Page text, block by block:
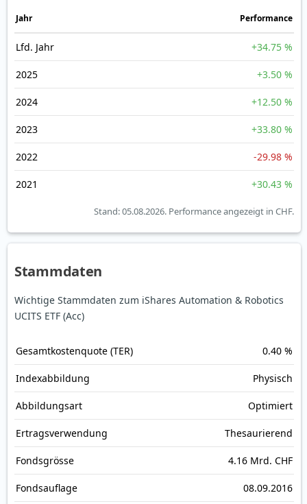
Jahr Perfor­mance
Lfd. Jahr +34.75 %
2025 +3.50 %
2024 +12.50 %
2023 +33.80 %
2022 -29.98 %
2021 +30.43 %
Stand: 05.08.2026. Performance angezeigt in CHF.
Stammdaten
Wichtige Stammdaten zum iShares Automation & Robotics
UCITS ETF (Acc)
Gesamt­kosten­quote (TER) 0.40 %
Index­abbildung Physisch
Abbildungs­art Optimiert
Ertrags­verwendung Thesaurierend
Fonds­grösse 4.16 Mrd. CHF
Fonds­auflage 08.09.2016